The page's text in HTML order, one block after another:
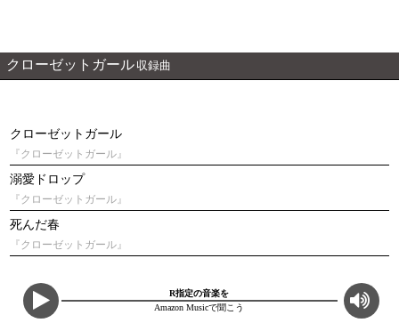
クローゼットガール 収録曲
クローゼットガール
『クローゼットガール』
溺愛ドロップ
『クローゼットガール』
死んだ春
『クローゼットガール』
R指定の音楽を
Amazon Musicで聞こう